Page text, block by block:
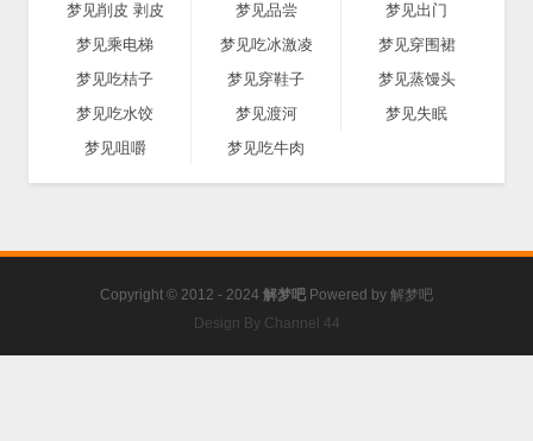
梦见削皮 剥皮
梦见品尝
梦见出门
梦见乘电梯
梦见吃冰激凌
梦见穿围裙
梦见吃桔子
梦见穿鞋子
梦见蒸馒头
梦见吃水饺
梦见渡河
梦见失眠
梦见咀嚼
梦见吃牛肉
Copyright © 2012 - 2024 解梦吧 Powered by 解梦吧
Design By Channel 44